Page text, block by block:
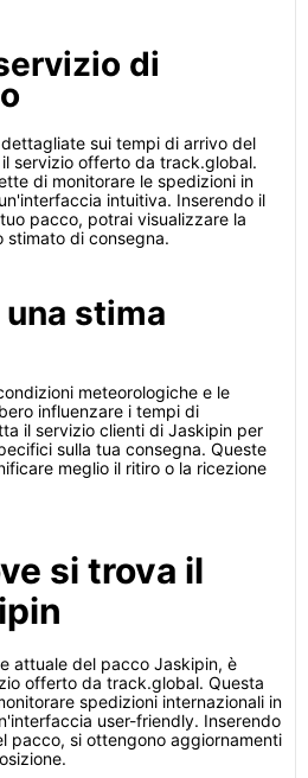
di
sui tempi di arrivo del
servizio offerto da track.global.
di monitorare le spedizioni in
intuitiva. Inserendo il
pacco, potrai visualizzare la
stimato di consegna.
stima
meteorologiche e le
influenzare i tempi di
il servizio clienti di Jaskipin per
sulla tua consegna. Queste
meglio il ritiro o la ricezione
si trova il
attuale del pacco Jaskipin, è
offerto da track.global. Questa
spedizioni internazionali in
user-friendly. Inserendo
pacco, si ottengono aggiornamenti